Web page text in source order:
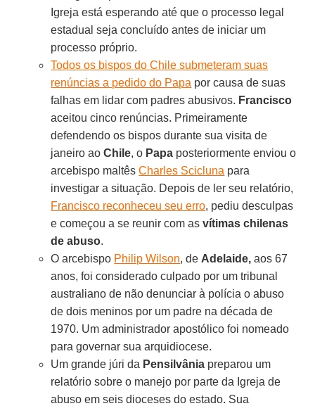
Igreja está esperando até que o processo legal
estadual seja concluído antes de iniciar um
processo próprio.
Todos os bispos do Chile submeteram suas
renúncias a pedido do Papa por causa de suas
falhas em lidar com padres abusivos. Francisco
aceitou cinco renúncias. Primeiramente
defendendo os bispos durante sua visita de
janeiro aoChile, o Papa posteriormente enviou o
arcebispo maltêsCharles Scicluna para
investigar a situação. Depois de ler seu relatório,
Francisco reconheceu seu erro, pediu desculpas
e começou a se reunir com asvítimas chilenas
de abuso.
O arcebispo Philip Wilson, de Adelaide, aos 67
anos, foi considerado culpado por um tribunal
australiano de não denunciar à polícia o abuso
de dois meninos por um padre na década de
1970. Um administrador apostólico foi nomeado
para governar sua arquidiocese.
Um grande júri da Pensilvânia preparou um
relatório sobre o manejo por parte da Igreja de
abuso em seis dioceses do estado. Sua